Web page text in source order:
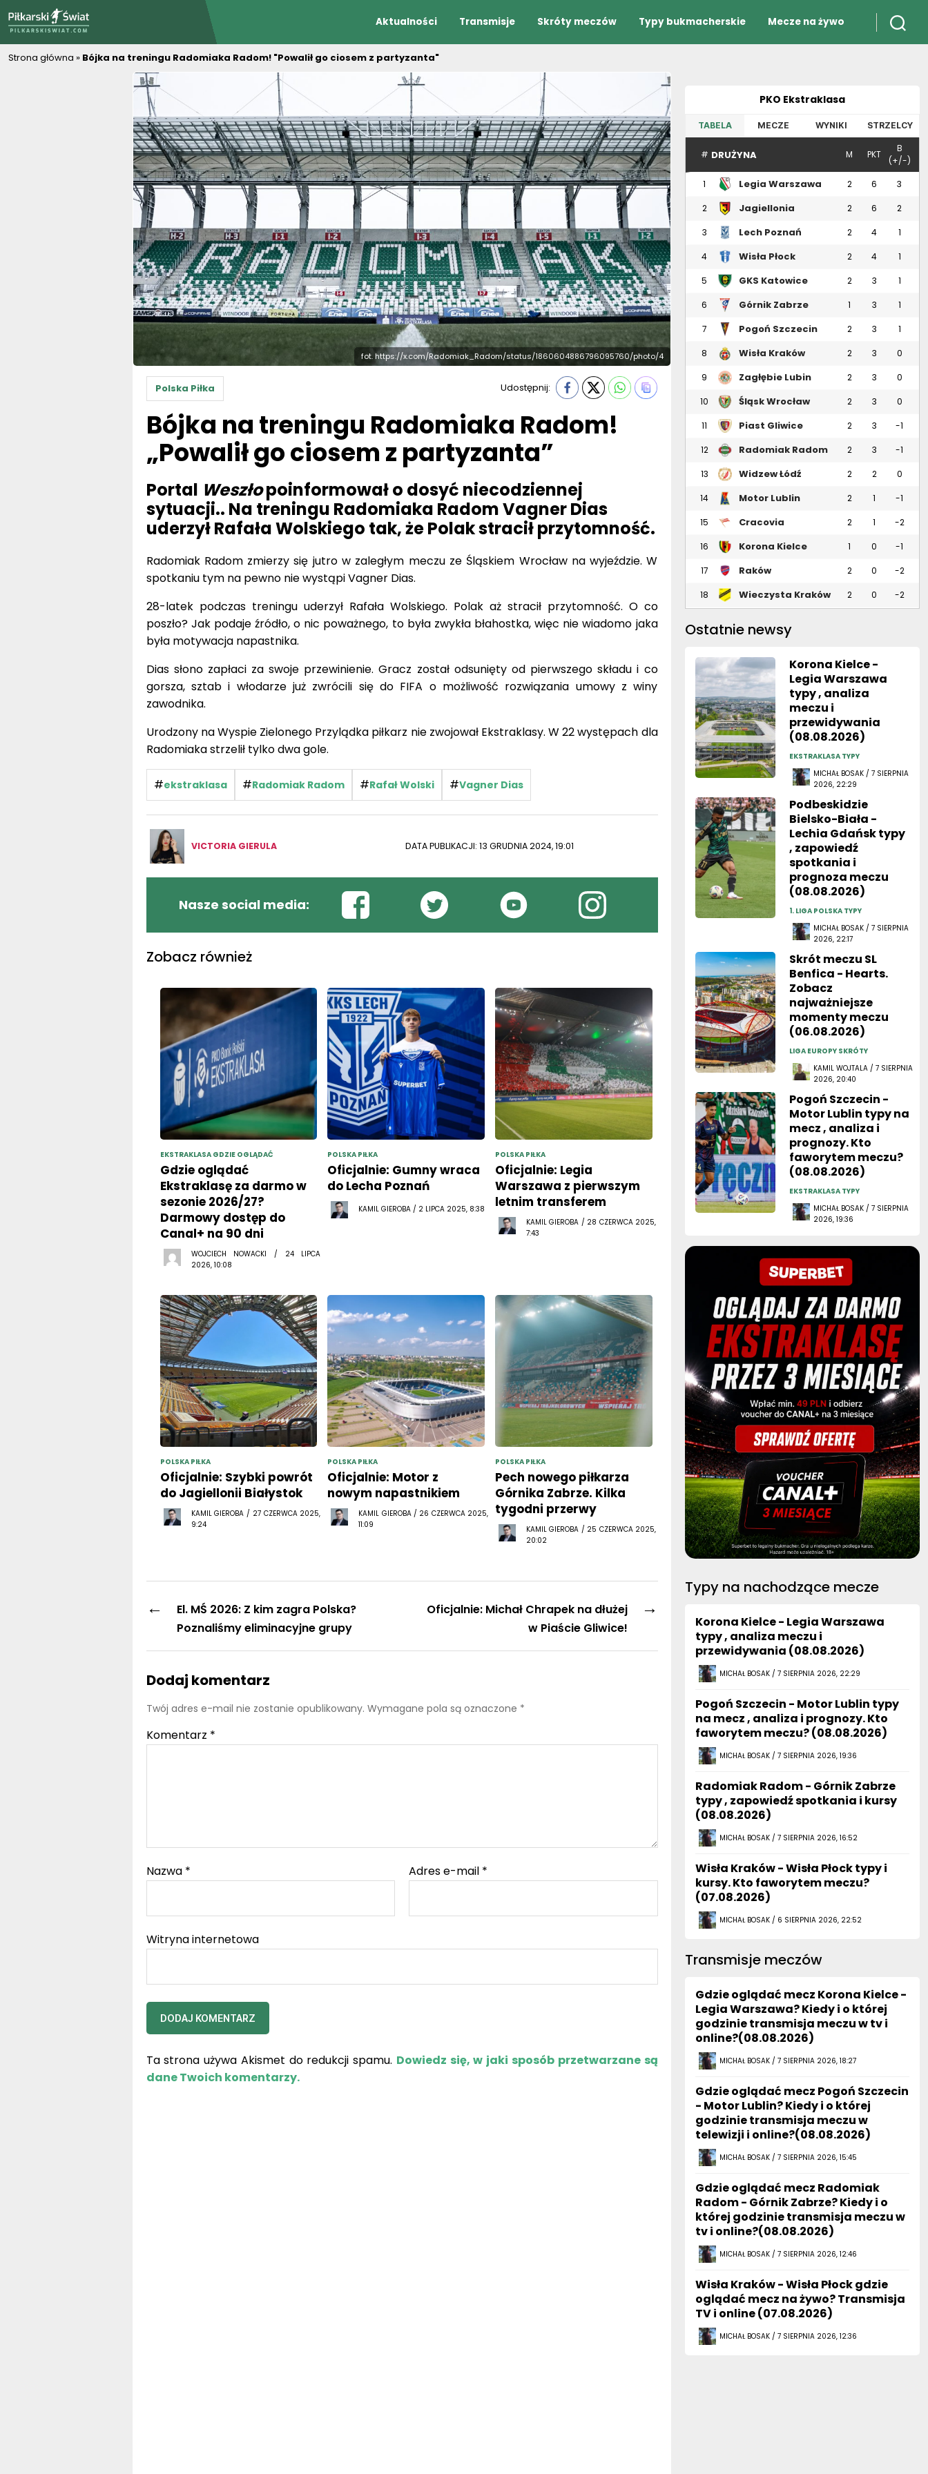
Aktualności Transmisje Skróty meczów Typy bukmacherskie Mecze na żywo
Strona główna » Bójka na treningu Radomiaka Radom! "Powalił go ciosem z partyzanta"
fot. https://x.com/Radomiak_Radom/status/1860604886796095760/photo/4
Polska Piłka Udostępnij:
Bójka na treningu Radomiaka Radom!
„Powalił go ciosem z partyzanta”
Portal Weszłopoinformował o dosyć niecodziennej
sytuacji.. Na treningu Radomiaka Radom Vagner Dias
uderzył Rafała Wolskiego tak, że Polak stracił przytomność.
Radomiak Radom zmierzy się jutro w zaległym meczu ze Śląskiem Wrocław na wyjeździe. W
spotkaniu tym na pewno nie wystąpi Vagner Dias.
28-latek podczas treningu uderzył Rafała Wolskiego. Polak aż stracił przytomność. O co
poszło? Jak podaje źródło, o nic poważnego, to była zwykła błahostka, więc nie wiadomo jaka
była motywacja napastnika.
Dias słono zapłaci za swoje przewinienie. Gracz został odsunięty od pierwszego składu i co
gorsza, sztab i włodarze już zwrócili się do FIFA o możliwość rozwiązania umowy z winy
zawodnika.
Urodzony na Wyspie Zielonego Przylądka piłkarz nie zwojował Ekstraklasy. W 22 występach dla
Radomiaka strzelił tylko dwa gole.
#ekstraklasa #Radomiak Radom #Rafał Wolski #Vagner Dias
VICTORIA GIERULA DATA PUBLIKACJI: 13 GRUDNIA 2024, 19:01
Nasze social media:
Zobacz również
EKSTRAKLASA GDZIE OGLĄDAĆ
Gdzie oglądać
Ekstraklasę za darmo w
sezonie 2026/27?
Darmowy dostęp do
Canal+ na 90 dni
WOJCIECH NOWACKI / 24 LIPCA
2026, 10:08
POLSKA PIŁKA
Oficjalnie: Gumny wraca
do Lecha Poznań
KAMIL GIEROBA / 2 LIPCA 2025, 8:38
POLSKA PIŁKA
Oficjalnie: Legia
Warszawa z pierwszym
letnim transferem
KAMIL GIEROBA / 28 CZERWCA 2025,
7:43
POLSKA PIŁKA
Oficjalnie: Szybki powrót
do Jagiellonii Białystok
KAMIL GIEROBA / 27 CZERWCA 2025,
9:24
POLSKA PIŁKA
Oficjalnie: Motor z
nowym napastnikiem
KAMIL GIEROBA / 26 CZERWCA 2025,
11:09
POLSKA PIŁKA
Pech nowego piłkarza
Górnika Zabrze. Kilka
tygodni przerwy
KAMIL GIEROBA / 25 CZERWCA 2025,
20:02
←
El. MŚ 2026: Z kim zagra Polska?
Poznaliśmy eliminacyjne grupy
→
Oficjalnie: Michał Chrapek na dłużej
w Piaście Gliwice!
Dodaj komentarz
Twój adres e-mail nie zostanie opublikowany. Wymagane pola są oznaczone *
Komentarz *
Nazwa * Adres e-mail *
Witryna internetowa
Ta strona używa Akismet do redukcji spamu. Dowiedz się, w jaki sposób przetwarzane są
dane Twoich komentarzy.
PKO Ekstraklasa
TABELA MECZE WYNIKI STRZELCY
# DRUŻYNA M PKT
B
(+/-)
1
Legia Warszawa 2 6 3
2
Jagiellonia
2 6 2
3 Lech Poznań 2 4 1
4 Wisła Płock 2 4 1
5 GKS Katowice 2 3 1
6 Górnik Zabrze 1 3 1
7 Pogoń Szczecin 2 3 1
8 Wisła Kraków 2 3 0
9 Zagłębie Lubin 2 3 0
10 Śląsk Wrocław 2 3 0
11 Piast Gliwice 2 3 -1
12 Radomiak Radom 2 3 -1
13 Widzew Łódź 2 2 0
14 Motor Lublin 2 1 -1
15 Cracovia 2 1 -2
16 Korona Kielce 1 0 -1
17
Raków
2 0 -2
18 Wieczysta Kraków 2 0 -2
Ostatnie newsy
Korona Kielce -
Legia Warszawa
typy , analiza
meczu i
przewidywania
(08.08.2026)
EKSTRAKLASA TYPY
MICHAŁ BOSAK / 7 SIERPNIA
2026, 22:29
Podbeskidzie
Bielsko-Biała -
Lechia Gdańsk typy
, zapowiedź
spotkania i
prognoza meczu
(08.08.2026)
1. LIGA POLSKA TYPY
MICHAŁ BOSAK / 7 SIERPNIA
2026, 22:17
Skrót meczu SL
Benfica - Hearts.
Zobacz
najważniejsze
momenty meczu
(06.08.2026)
LIGA EUROPY SKRÓTY
KAMIL WOJTALA / 7 SIERPNIA
2026, 20:40
Pogoń Szczecin -
Motor Lublin typy na
mecz , analiza i
prognozy. Kto
faworytem meczu?
(08.08.2026)
EKSTRAKLASA TYPY
MICHAŁ BOSAK / 7 SIERPNIA
2026, 19:36
Typy na nachodzące mecze
Korona Kielce - Legia Warszawa
typy , analiza meczu i
przewidywania (08.08.2026)
MICHAŁ BOSAK / 7 SIERPNIA 2026, 22:29
Pogoń Szczecin - Motor Lublin typy
na mecz , analiza i prognozy. Kto
faworytem meczu? (08.08.2026)
MICHAŁ BOSAK / 7 SIERPNIA 2026, 19:36
Radomiak Radom - Górnik Zabrze
typy , zapowiedź spotkania i kursy
(08.08.2026)
MICHAŁ BOSAK / 7 SIERPNIA 2026, 16:52
Wisła Kraków - Wisła Płock typy i
kursy. Kto faworytem meczu?
(07.08.2026)
MICHAŁ BOSAK / 6 SIERPNIA 2026, 22:52
Transmisje meczów
Gdzie oglądać mecz Korona Kielce -
Legia Warszawa? Kiedy i o której
godzinie transmisja meczu w tv i
online?(08.08.2026)
MICHAŁ BOSAK / 7 SIERPNIA 2026, 18:27
Gdzie oglądać mecz Pogoń Szczecin
- Motor Lublin? Kiedy i o której
godzinie transmisja meczu w
telewizji i online?(08.08.2026)
MICHAŁ BOSAK / 7 SIERPNIA 2026, 15:45
Gdzie oglądać mecz Radomiak
Radom - Górnik Zabrze? Kiedy i o
której godzinie transmisja meczu w
tv i online?(08.08.2026)
MICHAŁ BOSAK / 7 SIERPNIA 2026, 12:46
Wisła Kraków - Wisła Płock gdzie
oglądać mecz na żywo? Transmisja
TV i online (07.08.2026)
MICHAŁ BOSAK / 7 SIERPNIA 2026, 12:36